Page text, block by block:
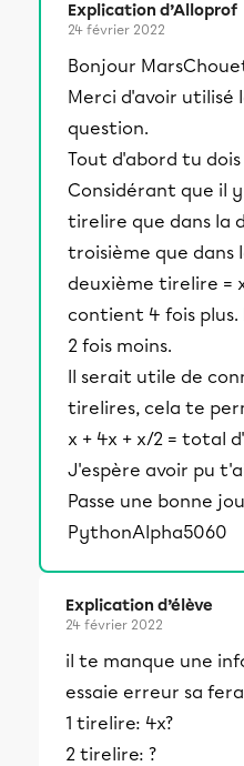
Explication d’Alloprof
24 février 2022
Bonjour
Merci d'avoir utilisé
question.
Tout d'abord tu
Considérant que il
tirelire que dans la
troisième que dans
deuxième tirelire =
contient 4 fois
2 fois moins.
Il serait utile de
tirelires, cela te
x + 4x + x/2 = total
J'espère avoir pu
Passe une bonne
PythonAlpha5060
Explication d’élève
24 février 2022
il te manque une
essaie erreur sa
1 tirelire: 4x?
2 tirelire: ?